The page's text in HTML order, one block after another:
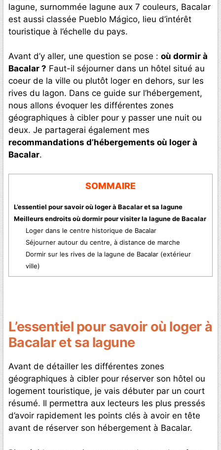
lagune, surnommée lagune aux 7 couleurs, Bacalar
est aussi classée Pueblo Mágico, lieu d’intérêt
touristique à l’échelle du pays.
Avant d’y aller, une question se pose : où dormir à
Bacalar ? Faut-il séjourner dans un hôtel situé au
coeur de la ville ou plutôt loger en dehors, sur les
rives du lagon. Dans ce guide sur l’hébergement,
nous allons évoquer les différentes zones
géographiques à cibler pour y passer une nuit ou
deux. Je partagerai également mes
recommandations d’hébergements où loger à
Bacalar.
SOMMAIRE
L’essentiel pour savoir où loger à Bacalar et sa lagune
Meilleurs endroits où dormir pour visiter la lagune de Bacalar
Loger dans le centre historique de Bacalar
Séjourner autour du centre, à distance de marche
Dormir sur les rives de la lagune de Bacalar (extérieur
ville)
L’essentiel pour savoir où loger à
Bacalar et sa lagune
Avant de détailler les différentes zones
géographiques à cibler pour réserver son hôtel ou
logement touristique, je vais débuter par un court
résumé. Il permettra aux lecteurs les plus pressés
d’avoir rapidement les points clés à avoir en tête
avant de réserver son hébergement à Bacalar.